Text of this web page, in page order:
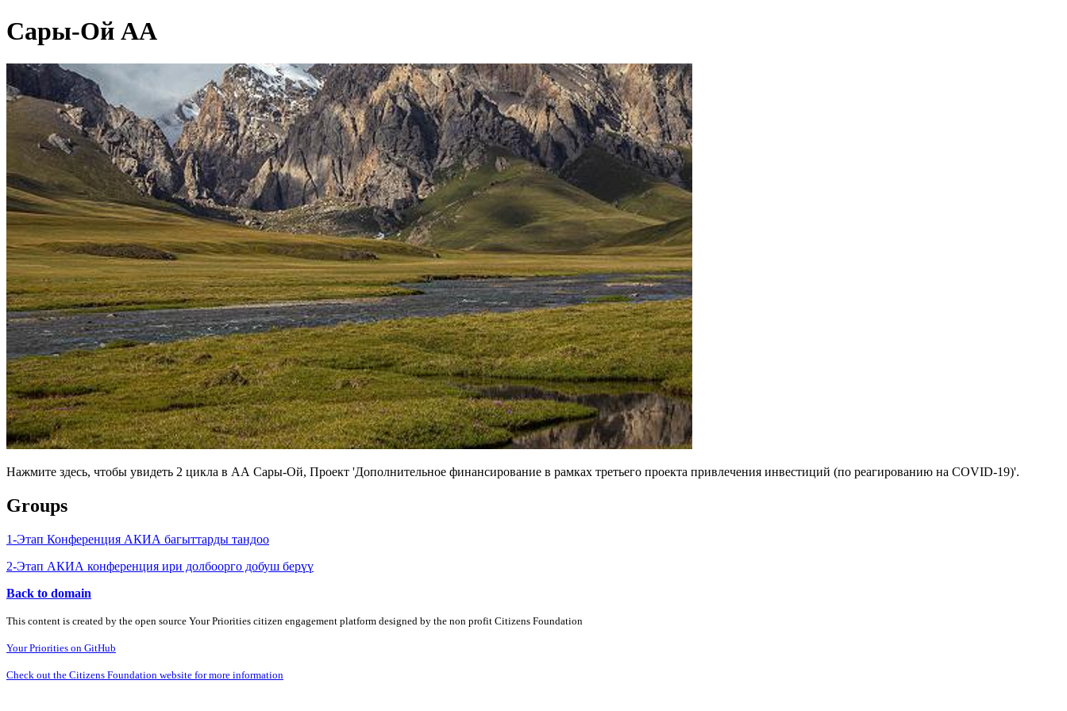
Сары-Ой АА
Нажмите здесь, чтобы увидеть 2 цикла в АА Сары-Ой, Проект 'Дополнительное финансирование в рамках третьего проекта привлечения инвестиций (по реагированию на COVID-19)'.
Groups
1-Этап Конференция АКИА багыттарды тандоо
2-Этап АКИА конференция ири долбоорго добуш берүү
Back to domain
This content is created by the open source Your Priorities citizen engagement platform designed by the non profit Citizens Foundation
Your Priorities on GitHub
Check out the Citizens Foundation website for more information